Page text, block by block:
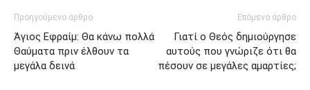
Προηγούμενο άρθρο
Άγιος Εφραίμ: Θα κάνω πολλά
Θαύματα πριν έλθουν τα
μεγάλα δεινά
Επόμενο άρθρο
Γιατί ο Θεός δημιούργησε
αυτούς που γνώριζε ότι θα
πέσουν σε μεγάλες αμαρτίες;